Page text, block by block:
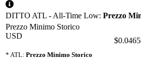
DITTO ATL - All-Time Low: Prezzo
Prezzo Minimo Storico
USD
* ATL: Prezzo Minimo Storico